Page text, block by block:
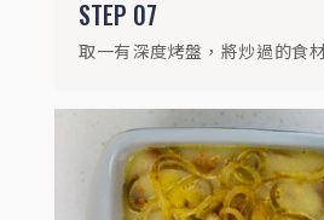
STEP 07
取一有深度烤盤，將炒過的食